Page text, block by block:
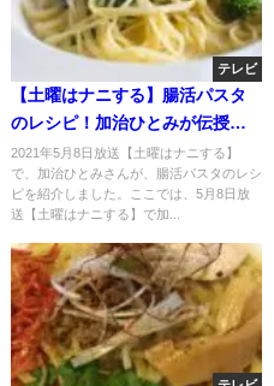
テレビ
【土曜はナニする】腸活パスタ
のレシピ！加治ひとみが伝授！5
月8日
2021年5月8日放送【土曜はナニする】
で、加治ひとみさんが、腸活パスタのレシ
ピを紹介しました。ここでは、5月8日放
送【土曜はナニする】で加...